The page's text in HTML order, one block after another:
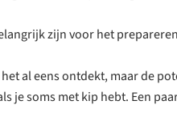
zijn voor het
al eens ontdekt, maar de
je soms met kip hebt. Een